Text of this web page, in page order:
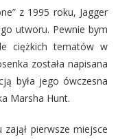
z 1995 roku, Jagger
utworu. Pewnie bym
ciężkich tematów w
została napisana
była jego ówczesna
Marsha Hunt.
pierwsze miejsce